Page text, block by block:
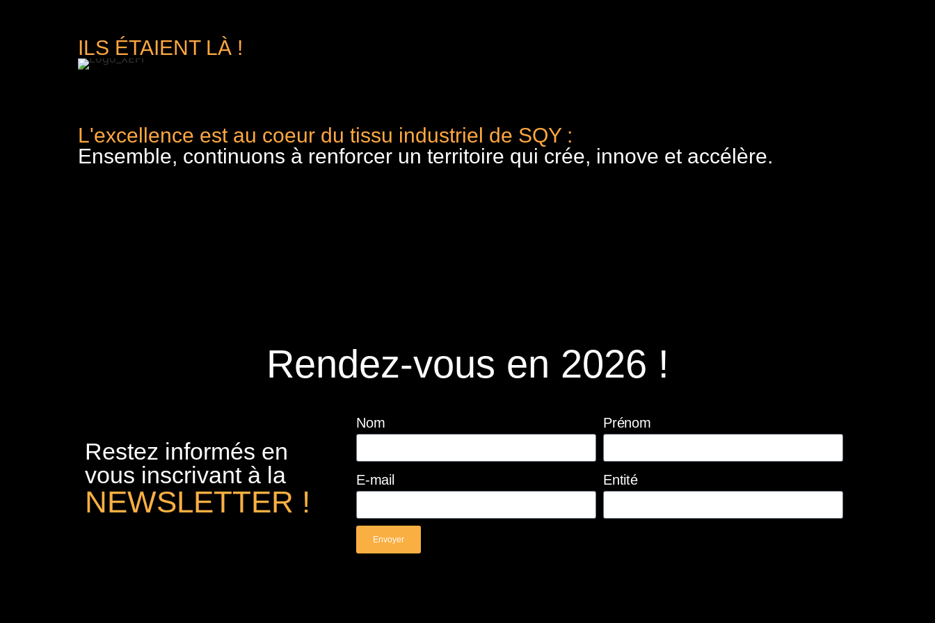
ILS ÉTAIENT LÀ !
L'excellence est au coeur du tissu industriel de SQY :
Ensemble, continuons à renforcer un territoire qui crée, innove et accélère.
Rendez-vous en 2026 !
Restez informés en
vous inscrivant à la
NEWSLETTER !
Nom Prénom
E-mail Entité
Envoyer